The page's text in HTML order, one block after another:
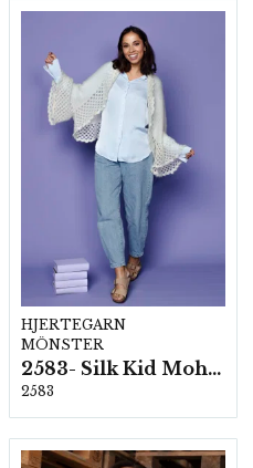
HJERTEGARN
MÖNSTER
2583- Silk Kid Mohair
2583